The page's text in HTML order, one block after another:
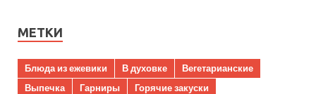
МЕТКИ
Блюда из ежевики В духовке
Вегетарианские
Выпечка
Гарниры
Горячие закуски